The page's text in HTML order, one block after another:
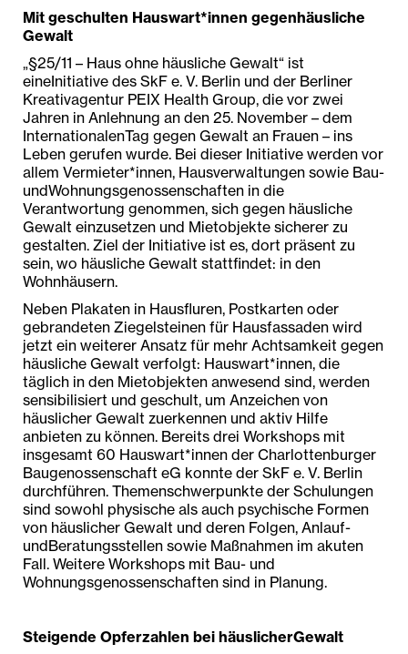
Mit geschulten Hauswart*innen gegenhäusliche
Gewalt
„§25/11 – Haus ohne häusliche Gewalt“ ist
eineInitiative des SkF e. V. Berlin und der Berliner
Kreativagentur PEIX Health Group, die vor zwei
Jahren in Anlehnung an den 25. November – dem
InternationalenTag gegen Gewalt an Frauen – ins
Leben gerufen wurde. Bei dieser Initiative werden vor
allem Vermieter*innen, Hausverwaltungen sowie Bau-
undWohnungsgenossenschaften in die
Verantwortung genommen, sich gegen häusliche
Gewalt einzusetzen und Mietobjekte sicherer zu
gestalten. Ziel der Initiative ist es, dort präsent zu
sein, wo häusliche Gewalt stattfindet: in den
Wohnhäusern.
Neben Plakaten in Hausfluren, Postkarten oder
gebrandeten Ziegelsteinen für Hausfassaden wird
jetzt ein weiterer Ansatz für mehr Achtsamkeit gegen
häusliche Gewalt verfolgt: Hauswart*innen, die
täglich in den Mietobjekten anwesend sind, werden
sensibilisiert und geschult, um Anzeichen von
häuslicher Gewalt zuerkennen und aktiv Hilfe
anbieten zu können. Bereits drei Workshops mit
insgesamt 60 Hauswart*innen der Charlottenburger
Baugenossenschaft eG konnte der SkF e. V. Berlin
durchführen. Themenschwerpunkte der Schulungen
sind sowohl physische als auch psychische Formen
von häuslicher Gewalt und deren Folgen, Anlauf-
undBeratungsstellen sowie Maßnahmen im akuten
Fall. Weitere Workshops mit Bau- und
Wohnungsgenossenschaften sind in Planung.
Steigende Opferzahlen bei häuslicherGewalt